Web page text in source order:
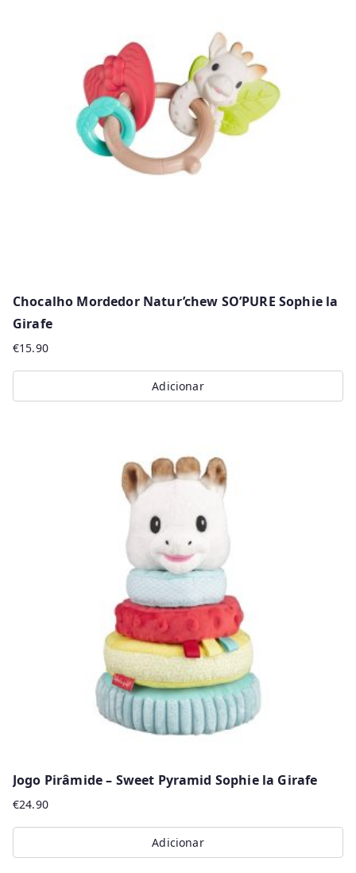
Chocalho Mordedor Natur’chew SO’PURE Sophie la
Girafe
€15.90
Adicionar
Jogo Pirâmide – Sweet Pyramid Sophie la Girafe
€24.90
Adicionar